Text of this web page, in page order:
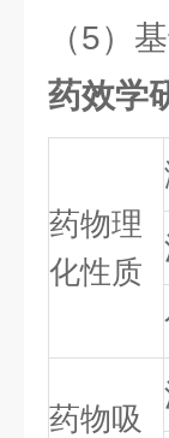
（5）
药效学
药物理
化性质
药物吸